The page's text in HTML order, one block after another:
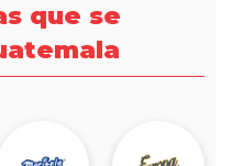
que se